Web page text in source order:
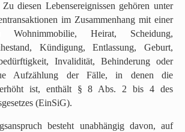
diesen Lebensereignissen gehören unter
im Zusammenhang mit einer
Wohnimmobilie, Heirat, Scheidung,
Kündigung, Entlassung, Geburt,
Invalidität, Behinderung oder
Aufzählung der Fälle, in denen die
erhöht ist, enthält § 8 Abs. 2 bis 4 des
(EinSiG).
besteht unabhängig davon, auf